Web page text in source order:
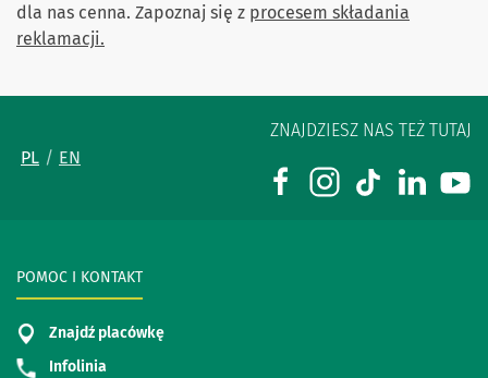
dla nas cenna. Zapoznaj się z procesem składania
reklamacji.
PL EN
ZNAJDZIESZ NAS TEŻ TUTAJ
POMOC I KONTAKT
Znajdź placówkę
Infolinia